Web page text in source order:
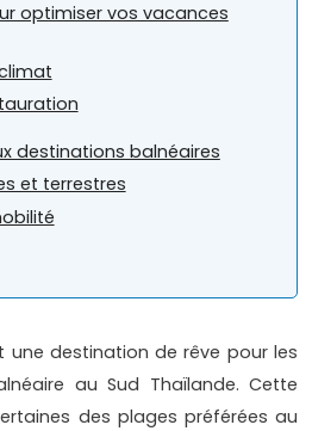
optimiser vos vacances
destinations balnéaires
et terrestres
une destination de rêve pour les
au Sud Thaïlande. Cette
des plages préférées au